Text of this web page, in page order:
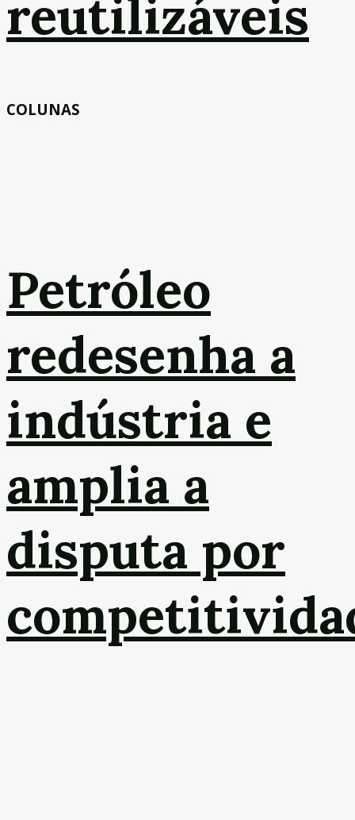
reutilizáveis
COLUNAS
Petróleo
redesenha a
indústria e
amplia a
disputa por